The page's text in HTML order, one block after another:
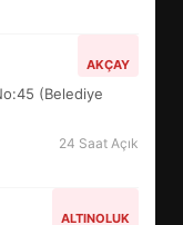
AKÇAY
(Belediye
24 Saat Açık
ALTINOLUK
NEYİ